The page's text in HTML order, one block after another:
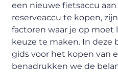
een nieuwe fietsaccu
reserveaccu te kopen,
factoren waar je op
keuze te maken. In deze
gids voor het kopen van
benadrukken we de